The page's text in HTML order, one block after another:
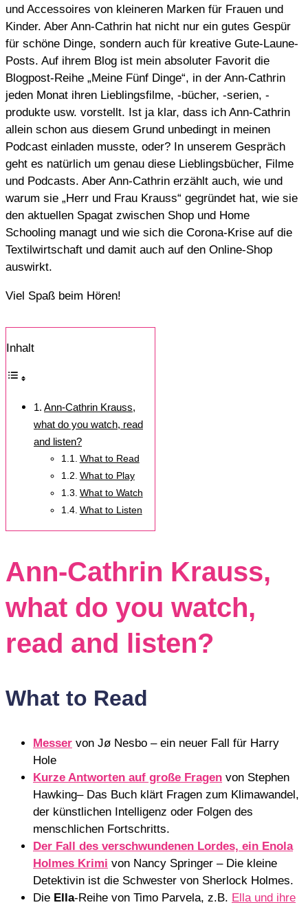
und Accessoires von kleineren Marken für Frauen und
Kinder. Aber Ann-Cathrin hat nicht nur ein gutes Gespür
für schöne Dinge, sondern auch für kreative Gute-Laune-
Posts. Auf ihrem Blog ist mein absoluter Favorit die
Blogpost-Reihe „Meine Fünf Dinge“, in der Ann-Cathrin
jeden Monat ihren Lieblingsfilme, -bücher, -serien, -
produkte usw. vorstellt. Ist ja klar, dass ich Ann-Cathrin
allein schon aus diesem Grund unbedingt in meinen
Podcast einladen musste, oder? In unserem Gespräch
geht es natürlich um genau diese Lieblingsbücher, Filme
und Podcasts. Aber Ann-Cathrin erzählt auch, wie und
warum sie „Herr und Frau Krauss“ gegründet hat, wie sie
den aktuellen Spagat zwischen Shop und Home
Schooling managt und wie sich die Corona-Krise auf die
Textilwirtschaft und damit auch auf den Online-Shop
auswirkt.
Viel Spaß beim Hören!
Inhalt
Ann-Cathrin Krauss,
what do you watch, read
and listen?
What to Read
What to Play
What to Watch
What to Listen
Ann-Cathrin Krauss,
what do you watch,
read and listen?
What to Read
Messer von Jø Nesbo – ein neuer Fall für Harry
Hole
Kurze Antworten auf große Fragen von Stephen
Hawking– Das Buch klärt Fragen zum Klimawandel,
der künstlichen Intelligenz oder Folgen des
menschlichen Fortschritts.
Der Fall des verschwundenen Lordes, ein Enola
Holmes Krimi von Nancy Springer – Die kleine
Detektivin ist die Schwester von Sherlock Holmes.
Die Ella-Reihe von Timo Parvela, z.B. Ella und ihre